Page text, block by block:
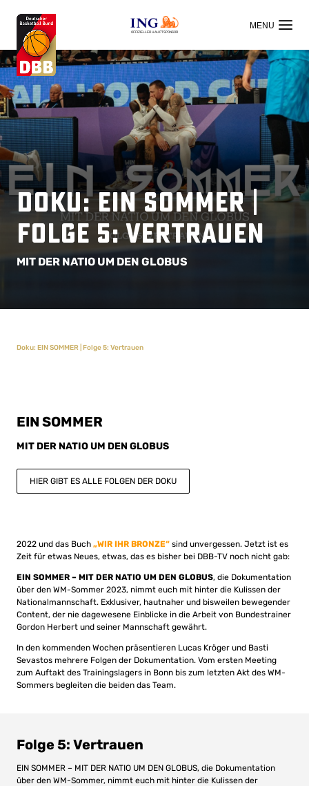
OFFIZIELLER HAUPTSPONSOR
Doku: EIN SOMMER |
Folge 5: Vertrauen
MIT DER NATIO UM DEN GLOBUS
Doku: EIN SOMMER | Folge 5: Vertrauen
EIN SOMMER
MIT DER NATIO UM DEN GLOBUS
HIER GIBT ES ALLE FOLGEN DER DOKU
2022 und das Buch „WIR IHR BRONZE“ sind unvergessen. Jetzt ist es
Zeit für etwas Neues, etwas, das es bisher bei DBB-TV noch nicht gab:
EIN SOMMER – MIT DER NATIO UM DEN GLOBUS, die Dokumentation
über den WM-Sommer 2023, nimmt euch mit hinter die Kulissen der
Nationalmannschaft. Exklusiver, hautnaher und bisweilen bewegender
Content, der nie dagewesene Einblicke in die Arbeit von Bundestrainer
Gordon Herbert und seiner Mannschaft gewährt.
In den kommenden Wochen präsentieren Lucas Kröger und Basti
Sevastos mehrere Folgen der Dokumentation. Vom ersten Meeting
zum Auftakt des Trainingslagers in Bonn bis zum letzten Akt des WM-
Sommers begleiten die beiden das Team.
Folge 5: Vertrauen
EIN SOMMER – MIT DER NATIO UM DEN GLOBUS, die Dokumentation
über den WM-Sommer, nimmt euch mit hinter die Kulissen der